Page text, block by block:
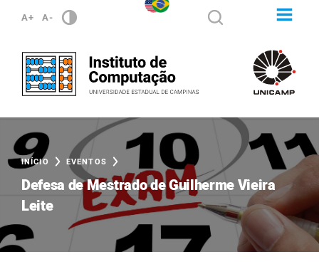
A+ A-
INÍCIO EVENTOS
Defesa de Mestrado de Guilherme Vieira
Leite